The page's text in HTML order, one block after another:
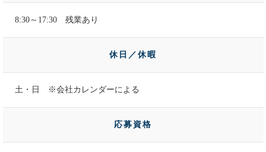
8:30～17:30 残業あり
休日／休暇
土・日 ※会社カレンダーによる
応募資格